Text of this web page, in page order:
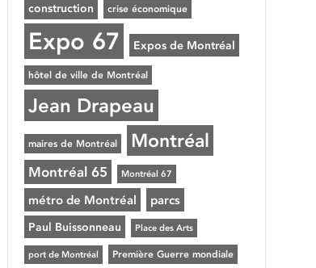
construction crise économique
Expo 67 Expos de Montréal
hôtel de ville de Montréal
Jean Drapeau
maires de Montréal Montréal
Montréal 65 Montréal 67
métro de Montréal parcs
Paul Buissonneau Place des Arts
port de Montréal Première Guerre mondiale